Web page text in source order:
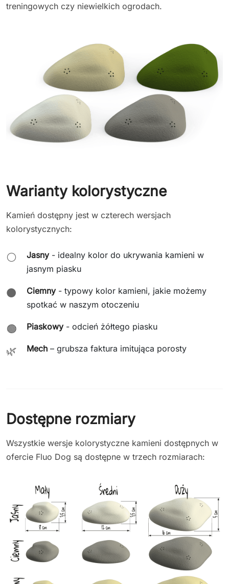
treningowych czy niewielkich ogrodach.
Warianty kolorystyczne
Kamień dostępny jest w czterech wersjach
kolorystycznych:
⚪ Jasny- idealny kolor do ukrywania kamieni w
jasnym piasku
⚫ Ciemny- typowy kolor kamieni, jakie możemy
spotkać w naszym otoczeniu
🟤 Piaskowy- odcień żółtego piasku
🌿 Mech – grubsza faktura imitująca porosty
Dostępne rozmiary
Wszystkie wersje kolorystyczne kamieni dostępnych w
ofercie Fluo Dog są dostępne w trzech rozmiarach: